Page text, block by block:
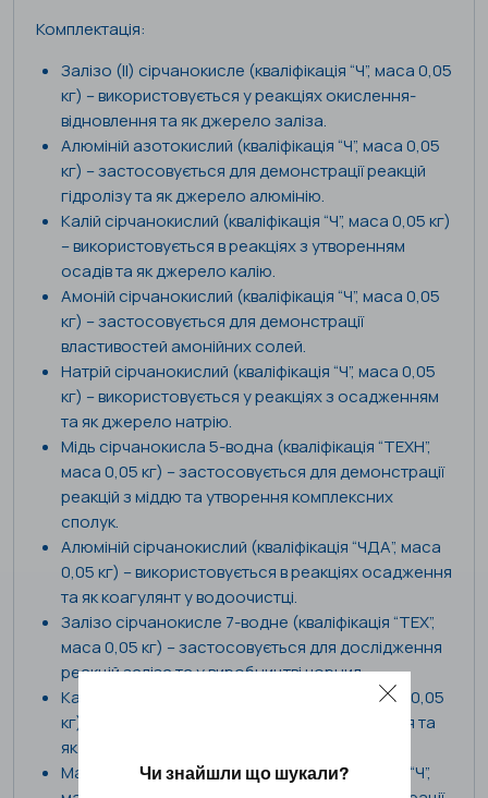
Комплектація:
Залізо (II) сірчанокисле (кваліфікація “Ч”, маса 0,05
кг) – використовується у реакціях окислення-
відновлення та як джерело заліза.
Алюміній азотокислий (кваліфікація “Ч”, маса 0,05
кг) – застосовується для демонстрації реакцій
гідролізу та як джерело алюмінію.
Калій сірчанокислий (кваліфікація “Ч”, маса 0,05 кг)
– використовується в реакціях з утворенням
осадів та як джерело калію.
Амоній сірчанокислий (кваліфікація “Ч”, маса 0,05
кг) – застосовується для демонстрації
властивостей амонійних солей.
Натрій сірчанокислий (кваліфікація “Ч”, маса 0,05
кг) – використовується у реакціях з осадженням
та як джерело натрію.
Мідь сірчанокисла 5-водна (кваліфікація “ТЕХН”,
маса 0,05 кг) – застосовується для демонстрації
реакцій з міддю та утворення комплексних
сполук.
Алюміній сірчанокислий (кваліфікація “ЧДА”, маса
0,05 кг) – використовується в реакціях осадження
та як коагулянт у водоочистці.
Залізо сірчанокисле 7-водне (кваліфікація “ТЕХ”,
маса 0,05 кг) – застосовується для дослідження
реакцій заліза та у виробництві чорнил.
Кальцій сірчанокислий (кваліфікація “Ч”, маса 0,05
кг) – використовується в реакціях осадження та
як джерело кальцію.
Магній сірчанокислий 7-водний (кваліфікація “Ч”,
Чи знайшли що шукали?